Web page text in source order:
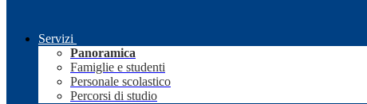
Servizi
Panoramica
Famiglie e studenti
Personale scolastico
Percorsi di studio